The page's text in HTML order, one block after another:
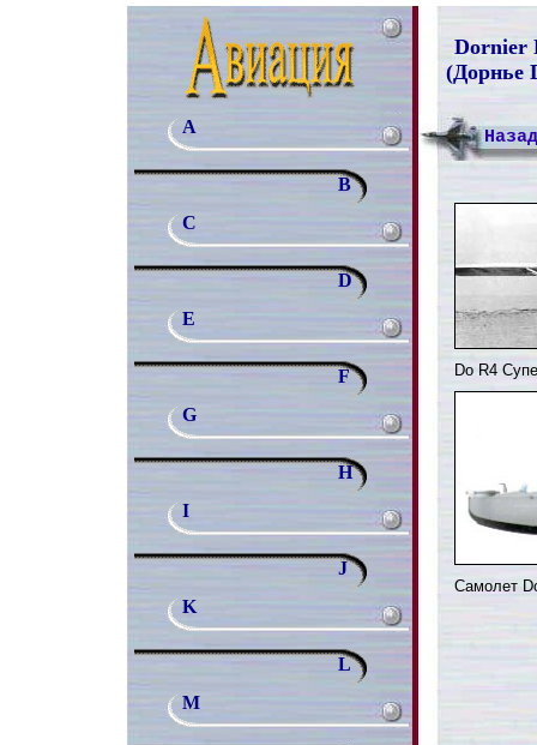
Dornier
(Дорнье
A
B
C
D
E
F
G
H
I
J
K
L
M
Назад
Do R4
Самолет